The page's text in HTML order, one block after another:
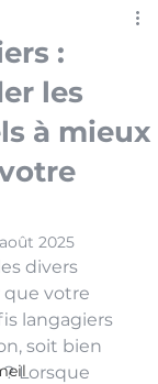
:
les
à mieux
2025
divers
que votre
langagiers
soit bien
Lorsque